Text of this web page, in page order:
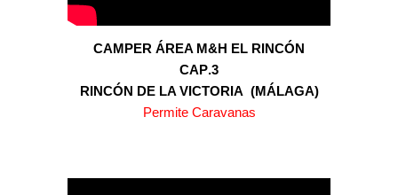
CAMPER ÁREA M&H EL RINCÓN
CAP.3
RINCÓN DE LA VICTORIA (MÁLAGA)
Permite Caravanas